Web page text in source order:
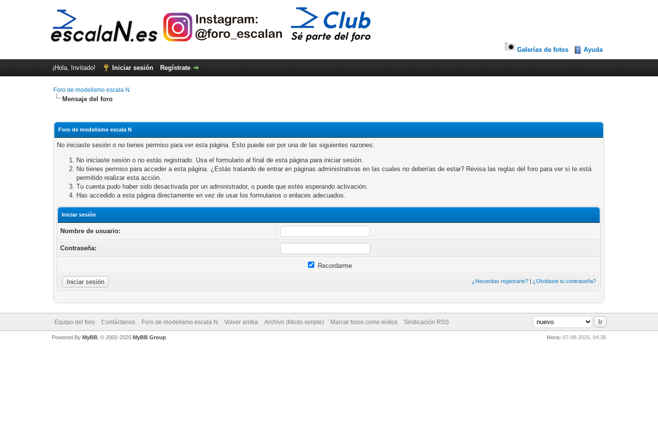
Galerías de fotos Ayuda
¡Hola, Invitado! Iniciar sesión Regístrate
Foro de modelismo escala N
Mensaje del foro
Foro de modelismo escala N
No iniciaste sesión o no tienes permiso para ver esta página. Esto puede ser por una de las siguientes razones:
No iniciaste sesión o no estás registrado. Usa el formulario al final de esta página para iniciar sesión.
No tienes permiso para acceder a esta página. ¿Estás tratando de entrar en páginas administrativas en las cuales no deberías de estar? Revisa las reglas del foro para ver si te está
permitido realizar esta acción.
Tu cuenta pudo haber sido desactivada por un administrador, o puede que estés esperando activación.
Has accedido a esta página directamente en vez de usar los formularios o enlaces adecuados.
Iniciar sesión
Nombre de usuario:
Contraseña:
Recordarme
¿Necesitas registrarte? | ¿Olvidaste tu contraseña?
Equipo del foro Contáctanos Foro de modelismo escala N Volver arriba Archivo (Modo simple) Marcar foros como leídos Sindicación RSS
Hora: 07-08-2026, 04:36
Powered By MyBB, © 2002-2026 MyBB Group.